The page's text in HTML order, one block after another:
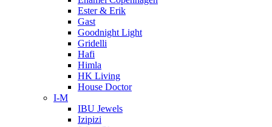
Ester & Erik
Gast
Goodnight Light
Gridelli
Hafi
Himla
HK Living
House Doctor
I-M
IBU Jewels
Izipizi